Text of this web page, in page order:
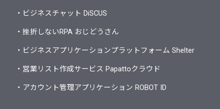
・ビジネスチャット DiSCUS
・挫折しないRPA おじどうさん
・ビジネスアプリケーションプラットフォーム Shelter
・営業リスト作成サービス Papattoクラウド
・アカウント管理アプリケーション ROBOT ID